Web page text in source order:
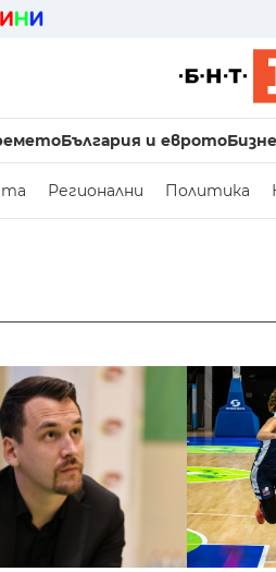
България и еврото
Регионални Политика